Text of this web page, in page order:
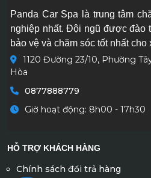
Panda Car Spa là trung tâm
nghiệp nhất. Đội ngũ được đào
bảo vệ và chăm sóc tốt nhất cho
1120 Đường 23/10, Phường
Hòa
0877888779
Giờ hoạt động: 8h00 - 17h30
HỖ TRỢ KHÁCH HÀNG
Chính sách đổi trả hàng